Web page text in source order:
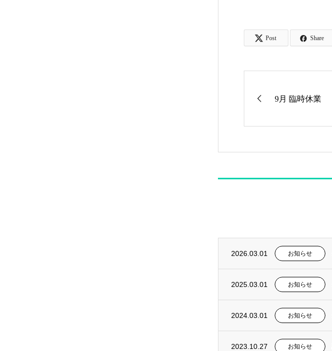
Post Share
9月 臨時休業
2026.03.01 お知らせ
2025.03.01 お知らせ
2024.03.01 お知らせ
2023.10.27 お知らせ